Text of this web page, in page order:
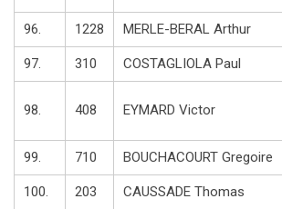
96. 1228 MERLE-BERAL Arthur
97. 310 COSTAGLIOLA Paul
98. 408 EYMARD Victor
99. 710 BOUCHACOURT Gregoire
100. 203 CAUSSADE Thomas